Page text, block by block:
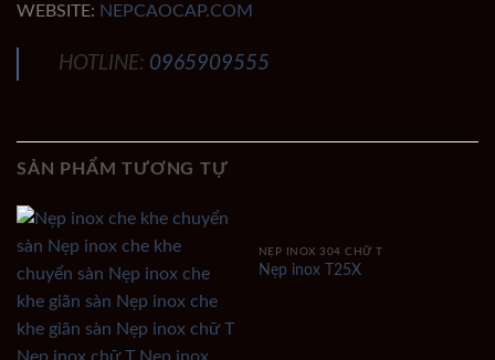
WEBSITE: NEPCAOCAP.COM
HOTLINE: 0965909555
SẢN PHẨM TƯƠNG TỰ
NẸP INOX 304 CHỮ T
Nẹp inox T25X